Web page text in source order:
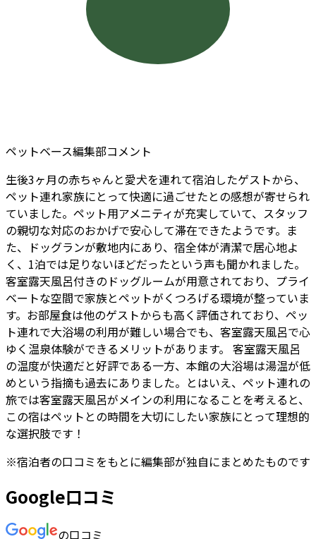
ペットベース編集部コメント
生後3ヶ月の赤ちゃんと愛犬を連れて宿泊したゲストから、
ペット連れ家族にとって快適に過ごせたとの感想が寄せられ
ていました。ペット用アメニティが充実していて、スタッフ
の親切な対応のおかげで安心して滞在できたようです。ま
た、ドッグランが敷地内にあり、宿全体が清潔で居心地よ
く、1泊では足りないほどだったという声も聞かれました。
客室露天風呂付きのドッグルームが用意されており、プライ
ベートな空間で家族とペットがくつろげる環境が整っていま
す。お部屋食は他のゲストからも高く評価されており、ペッ
ト連れで大浴場の利用が難しい場合でも、客室露天風呂で心
ゆく温泉体験ができるメリットがあります。 客室露天風呂
の温度が快適だと好評である一方、本館の大浴場は湯温が低
めという指摘も過去にありました。とはいえ、ペット連れの
旅では客室露天風呂がメインの利用になることを考えると、
この宿はペットとの時間を大切にしたい家族にとって理想的
な選択肢です！
※宿泊者の口コミをもとに編集部が独自にまとめたものです
Google口コミ
の口コミ